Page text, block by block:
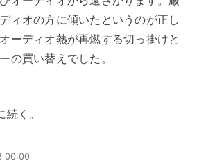
ィオの方に傾いたというのが正し
ーディオ熱が再燃する切っ掛けと
の買い替えでした。
く。
00:00